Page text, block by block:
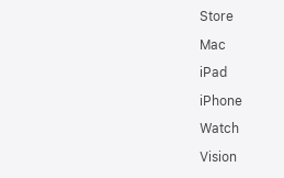
Store
Mac
iPad
iPhone
Watch
Vision